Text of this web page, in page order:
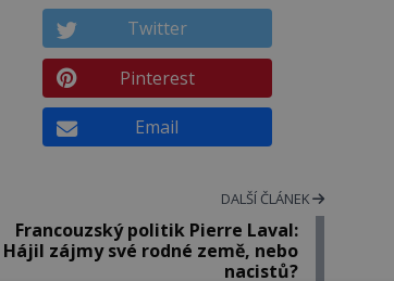
Twitter
Pinterest
Email
DALŠÍ ČLÁNEK
Francouzský politik Pierre Laval:
Hájil zájmy své rodné země, nebo
nacistů?